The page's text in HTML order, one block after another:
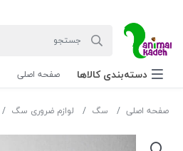
دسته‌بندی‌ کالاها صفحه اصلی
صفحه اصلی سگ لوازم ضروری سگ